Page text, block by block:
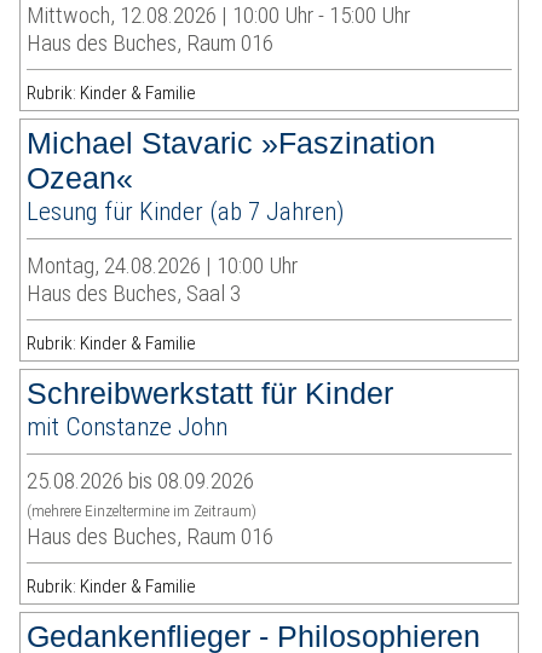
Mittwoch, 12.08.2026 | 10:00 Uhr - 15:00 Uhr
Haus des Buches, Raum 016
Rubrik: Kinder & Familie
Michael Stavaric »Faszination
Ozean«
Lesung für Kinder (ab 7 Jahren)
Montag, 24.08.2026 | 10:00 Uhr
Haus des Buches, Saal 3
Rubrik: Kinder & Familie
Schreibwerkstatt für Kinder
mit Constanze John
25.08.2026 bis 08.09.2026
(mehrere Einzeltermine im Zeitraum)
Haus des Buches, Raum 016
Rubrik: Kinder & Familie
Gedankenflieger - Philosophieren